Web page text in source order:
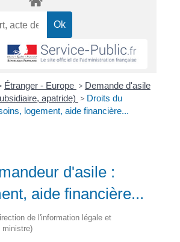
Étranger - Europe > Demande d'asile
apatride) > Droits du
logement, aide financière...
d'asile :
aide financière...
de l'information légale et
ministre)